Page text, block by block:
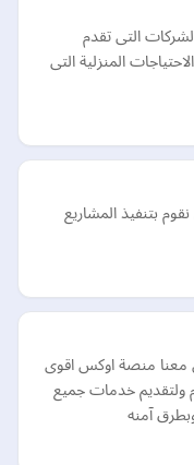
التى تقدم
المنزلية التى
بتنفيذ المشاريع
معنا منصة اوكس اقوى
ولتقديم خدمات جميع
آمنه